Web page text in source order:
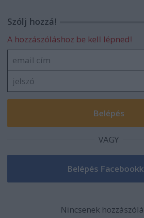
Szólj hozzá!
A hozzászóláshoz be kell lépned!
VAGY
Nincsenek